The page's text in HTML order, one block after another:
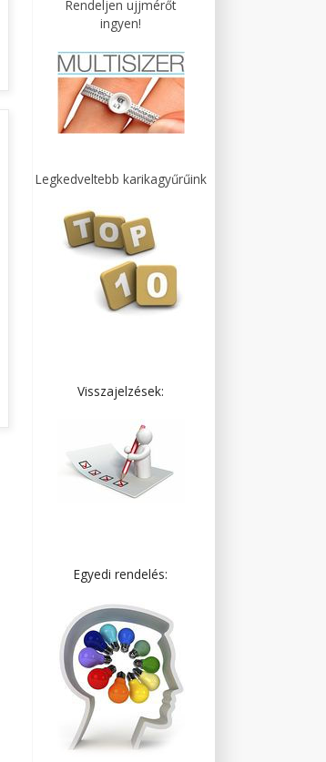
Rendeljen ujjmérőt
ingyen!
Legkedveltebb karikagyűrűink
Visszajelzések:
Egyedi rendelés: